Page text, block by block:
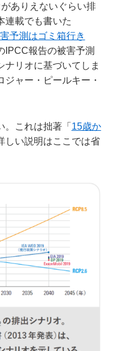
ありえないぐらい排
連載でも書いた
予測はゴミ箱行き
IPCC報告の被害予測
ナリオに基づいてしま
ャー・ピールキー・
これは拙著「 15歳か
しい説明はここでは省